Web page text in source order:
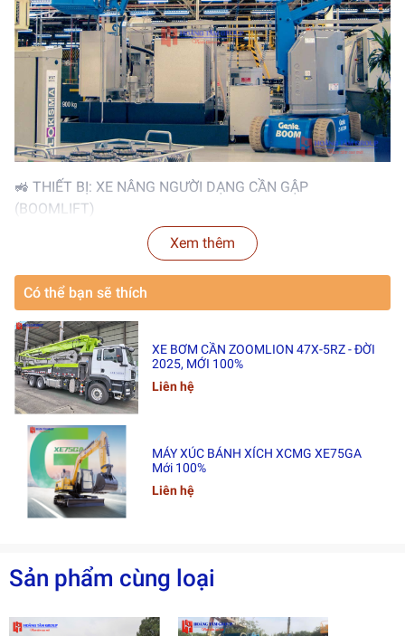
🚜 THIẾT BỊ: XE NÂNG NGƯỜI DẠNG CẦN GẬP
(BOOMLIFT)
🔹 Hãng sản xuất: Genie
🔹 Model: Z-30/20N RJ
🔹 Năm sản xuất: 2025
🔹 Xuất xứ sản xuất: Trung Quốc
🔹 Nguồn hàng nhập khẩu: Trung Quốc
🔹 Tình trạng: Mới 100%
💰 GIÁ BÁN
🔹 Giá bán: 1.xx0.000.000 VNĐ / chiếc (Giá đã bao gồm
VAT)
⏳ Thời gian giao hàng: 35 – 45 ngày
📍 Địa điểm giao hàng:
Xem thêm
Có thể bạn sẽ thích
XE BƠM CẦN ZOOMLION 47X-5RZ - ĐỜI
2025, MỚI 100%
Liên hệ
MÁY XÚC BÁNH XÍCH XCMG XE75GA
Mới 100%
Liên hệ
Sản phẩm cùng loại